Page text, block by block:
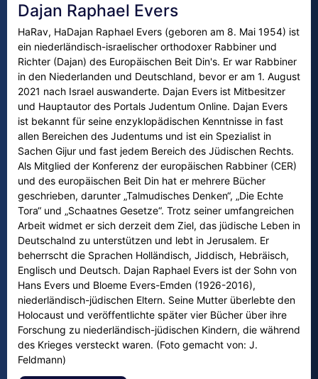
Dajan Raphael Evers
HaRav, HaDajan Raphael Evers (geboren am 8. Mai 1954) ist
ein niederländisch-israelischer orthodoxer Rabbiner und
Richter (Dajan) des Europäischen Beit Din's. Er war Rabbiner
in den Niederlanden und Deutschland, bevor er am 1. August
2021 nach Israel auswanderte. Dajan Evers ist Mitbesitzer
und Hauptautor des Portals Judentum Online. Dajan Evers
ist bekannt für seine enzyklopädischen Kenntnisse in fast
allen Bereichen des Judentums und ist ein Spezialist in
Sachen Gijur und fast jedem Bereich des Jüdischen Rechts.
Als Mitglied der Konferenz der europäischen Rabbiner (CER)
und des europäischen Beit Din hat er mehrere Bücher
geschrieben, darunter „Talmudisches Denken“, „Die Echte
Tora“ und „Schaatnes Gesetze“. Trotz seiner umfangreichen
Arbeit widmet er sich derzeit dem Ziel, das jüdische Leben in
Deutschalnd zu unterstützen und lebt in Jerusalem. Er
beherrscht die Sprachen Holländisch, Jiddisch, Hebräisch,
Englisch und Deutsch. Dajan Raphael Evers ist der Sohn von
Hans Evers und Bloeme Evers-Emden (1926-2016),
niederländisch-jüdischen Eltern. Seine Mutter überlebte den
Holocaust und veröffentlichte später vier Bücher über ihre
Forschung zu niederländisch-jüdischen Kindern, die während
des Krieges versteckt waren. (Foto gemacht von: J.
Feldmann)